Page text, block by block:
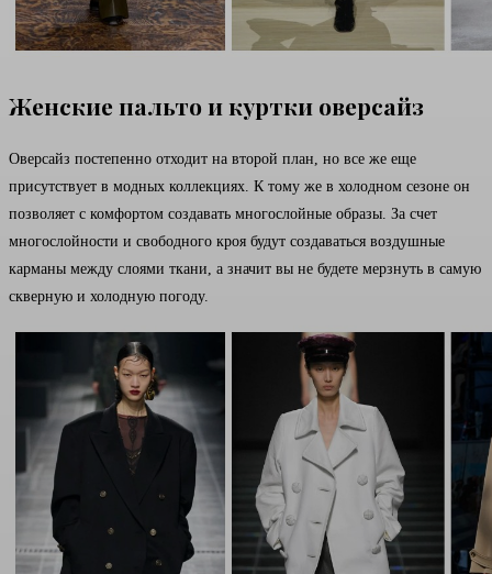
Женские пальто и куртки оверсайз
Оверсайз постепенно отходит на второй план, но все же еще
присутствует в модных коллекциях. К тому же в холодном сезоне он
позволяет с комфортом создавать многослойные образы. За счет
многослойности и свободного кроя будут создаваться воздушные
карманы между слоями ткани, а значит вы не будете мерзнуть в самую
скверную и холодную погоду.